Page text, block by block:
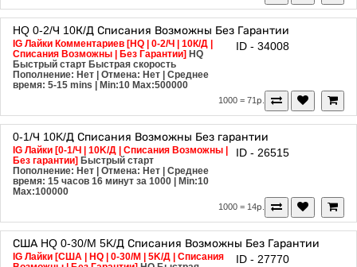
HQ 0-2/Ч 10К/Д Списания Возможны Без Гарантии
IG Лайки Комментариев [HQ | 0-2/Ч | 10К/Д |
Списания Возможны | Без Гарантии] HQ
Быстрый старт Быстрая скорость
Пополнение: Нет | Отмена: Нет | Среднее
время: 5-15 mins
| Min:10 Max:500000
ID - 34008
1000 = 71р.
0-1/Ч 10K/Д Списания Возможны Без гарантии
IG Лайки [0-1/Ч | 10K/Д | Списания Возможны |
Без гарантии] Быстрый старт
Пополнение: Нет | Отмена: Нет | Среднее
время: 15 часов 16 минут за 1000
| Min:10
Max:100000
ID - 26515
1000 = 14р.
США HQ 0-30/M 5K/Д Списания Возможны Без Гарантии
IG Лайки [США | HQ | 0-30/M | 5K/Д | Списания
ID - 27770